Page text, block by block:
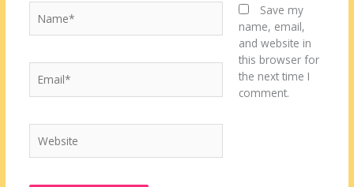
Save my
name, email,
and website in
this browser for
the next time I
comment.